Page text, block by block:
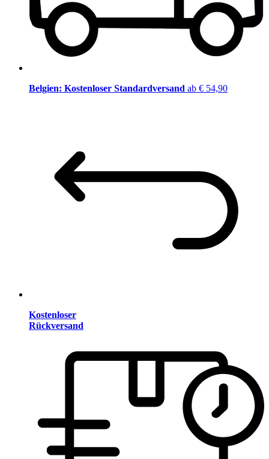
Belgien: Kostenloser Standardversand ab € 54,90
Kostenloser
Rückversand